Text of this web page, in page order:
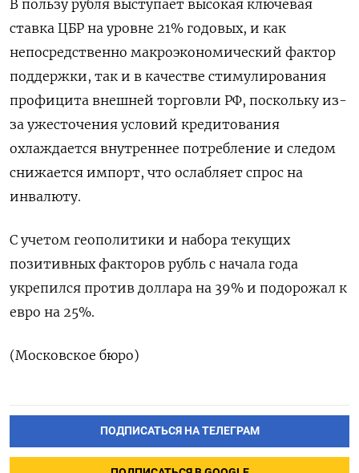
В пользу рубля выступает высокая ключевая
ставка ЦБР на уровне 21% годовых, и как
непосредственно макроэкономический фактор
поддержки, так и в качестве стимулирования
профицита внешней торговли РФ, поскольку из-
за ужесточения условий кредитования
охлаждается внутреннее потребление и следом
снижается импорт, что ослабляет спрос на
инвалюту.
С учетом геополитики и набора текущих
позитивных факторов рубль с начала года
укрепился против доллара на 39% и подорожал к
евро на 25%.
(Московское бюро)
ПОДПИСАТЬСЯ НА ТЕЛЕГРАМ